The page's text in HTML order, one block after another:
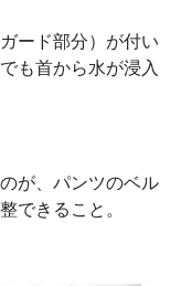
ード部分）が付い
も首から水が浸入
が、パンツのベル
できること。